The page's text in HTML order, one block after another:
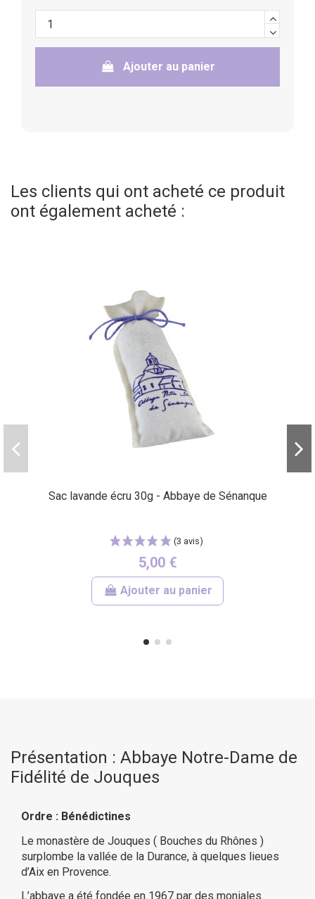
Ajouter au panier
Les clients qui ont acheté ce produit
ont également acheté :
Sac lavande écru 30g - Abbaye de Sénanque
5,00 €
Ajouter au panier
Présentation : Abbaye Notre-Dame de
Fidélité de Jouques
Ordre : Bénédictines
Le monastère de Jouques ( Bouches du Rhônes )
surplombe la vallée de la Durance, à quelques lieues
d’Aix en Provence.
L’abbaye a été fondée en 1967 par des moniales